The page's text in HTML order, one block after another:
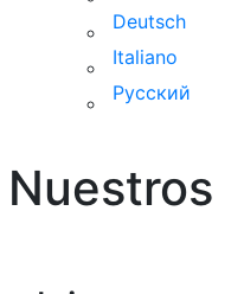
Deutsch
Italiano
Русский